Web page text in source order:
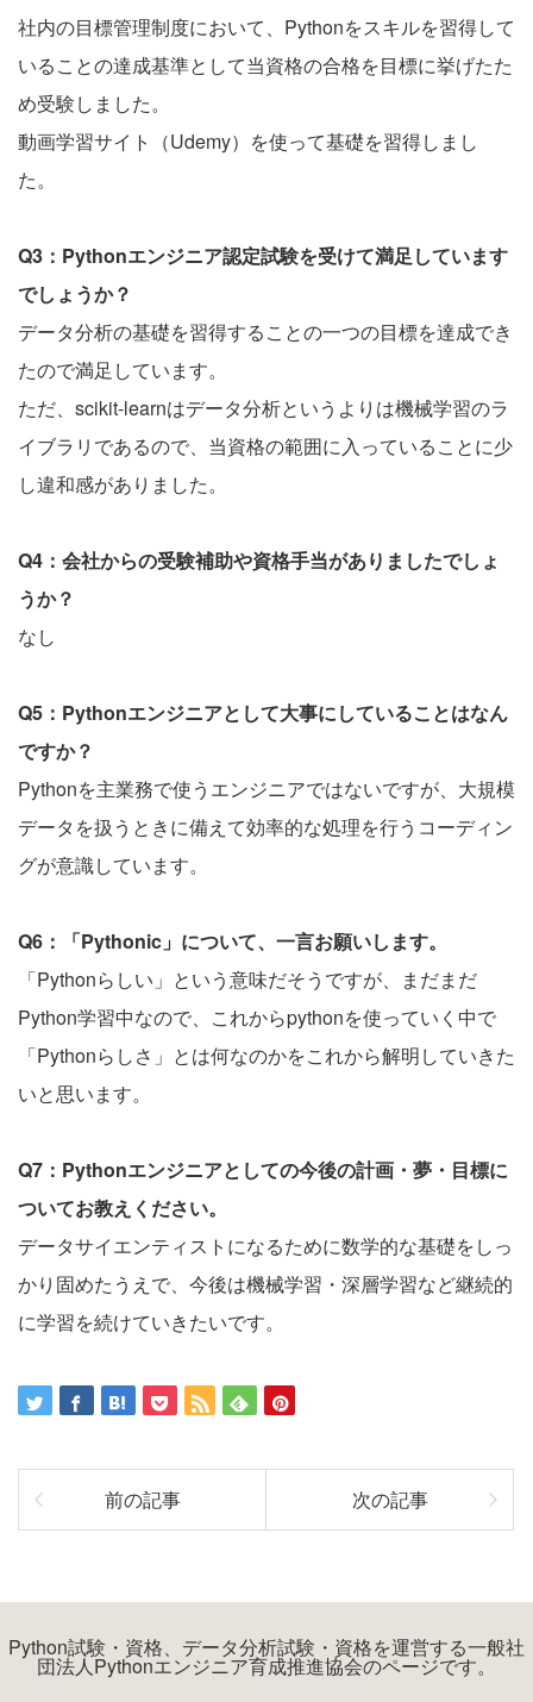
社内の目標管理制度において、Pythonをスキルを習得して
いることの達成基準として当資格の合格を目標に挙げたた
め受験しました。
動画学習サイト（Udemy）を使って基礎を習得しまし
た。
Q3：Pythonエンジニア認定試験を受けて満足しています
でしょうか？
データ分析の基礎を習得することの一つの目標を達成でき
たので満足しています。
ただ、scikit-learnはデータ分析というよりは機械学習のラ
イブラリであるので、当資格の範囲に入っていることに少
し違和感がありました。
Q4：会社からの受験補助や資格手当がありましたでしょ
うか？
なし
Q5：Pythonエンジニアとして大事にしていることはなん
ですか？
Pythonを主業務で使うエンジニアではないですが、大規模
データを扱うときに備えて効率的な処理を行うコーディン
グが意識しています。
Q6：「Pythonic」について、一言お願いします。
「Pythonらしい」という意味だそうですが、まだまだ
Python学習中なので、これからpythonを使っていく中で
「Pythonらしさ」とは何なのかをこれから解明していきた
いと思います。
Q7：Pythonエンジニアとしての今後の計画・夢・目標に
ついてお教えください。
データサイエンティストになるために数学的な基礎をしっ
かり固めたうえで、今後は機械学習・深層学習など継続的
に学習を続けていきたいです。
前の記事 次の記事
Python試験・資格、データ分析試験・資格を運営する一般社
団法人Pythonエンジニア育成推進協会のページです。